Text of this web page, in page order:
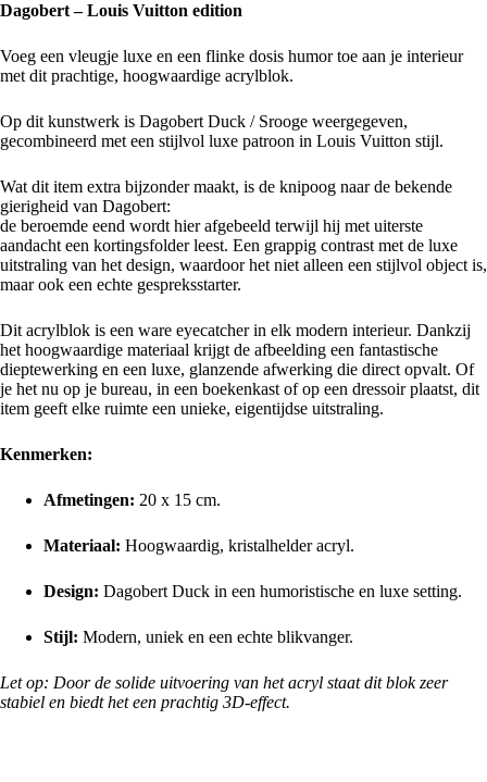
Dagobert – Louis Vuitton edition
Voeg een vleugje luxe en een flinke dosis humor toe aan je interieur
met dit prachtige, hoogwaardige acrylblok.
Op dit kunstwerk is Dagobert Duck / Srooge weergegeven,
gecombineerd met een stijlvol luxe patroon in Louis Vuitton stijl.
Wat dit item extra bijzonder maakt, is de knipoog naar de bekende
gierigheid van Dagobert:
de beroemde eend wordt hier afgebeeld terwijl hij met uiterste
aandacht een kortingsfolder leest. Een grappig contrast met de luxe
uitstraling van het design, waardoor het niet alleen een stijlvol object is,
maar ook een echte gespreksstarter.
Dit acrylblok is een ware eyecatcher in elk modern interieur. Dankzij
het hoogwaardige materiaal krijgt de afbeelding een fantastische
dieptewerking en een luxe, glanzende afwerking die direct opvalt. Of
je het nu op je bureau, in een boekenkast of op een dressoir plaatst, dit
item geeft elke ruimte een unieke, eigentijdse uitstraling.
Kenmerken:
Afmetingen: 20 x 15 cm.
Materiaal: Hoogwaardig, kristalhelder acryl.
Design: Dagobert Duck in een humoristische en luxe setting.
Stijl: Modern, uniek en een echte blikvanger.
Let op: Door de solide uitvoering van het acryl staat dit blok zeer
stabiel en biedt het een prachtig 3D-effect.